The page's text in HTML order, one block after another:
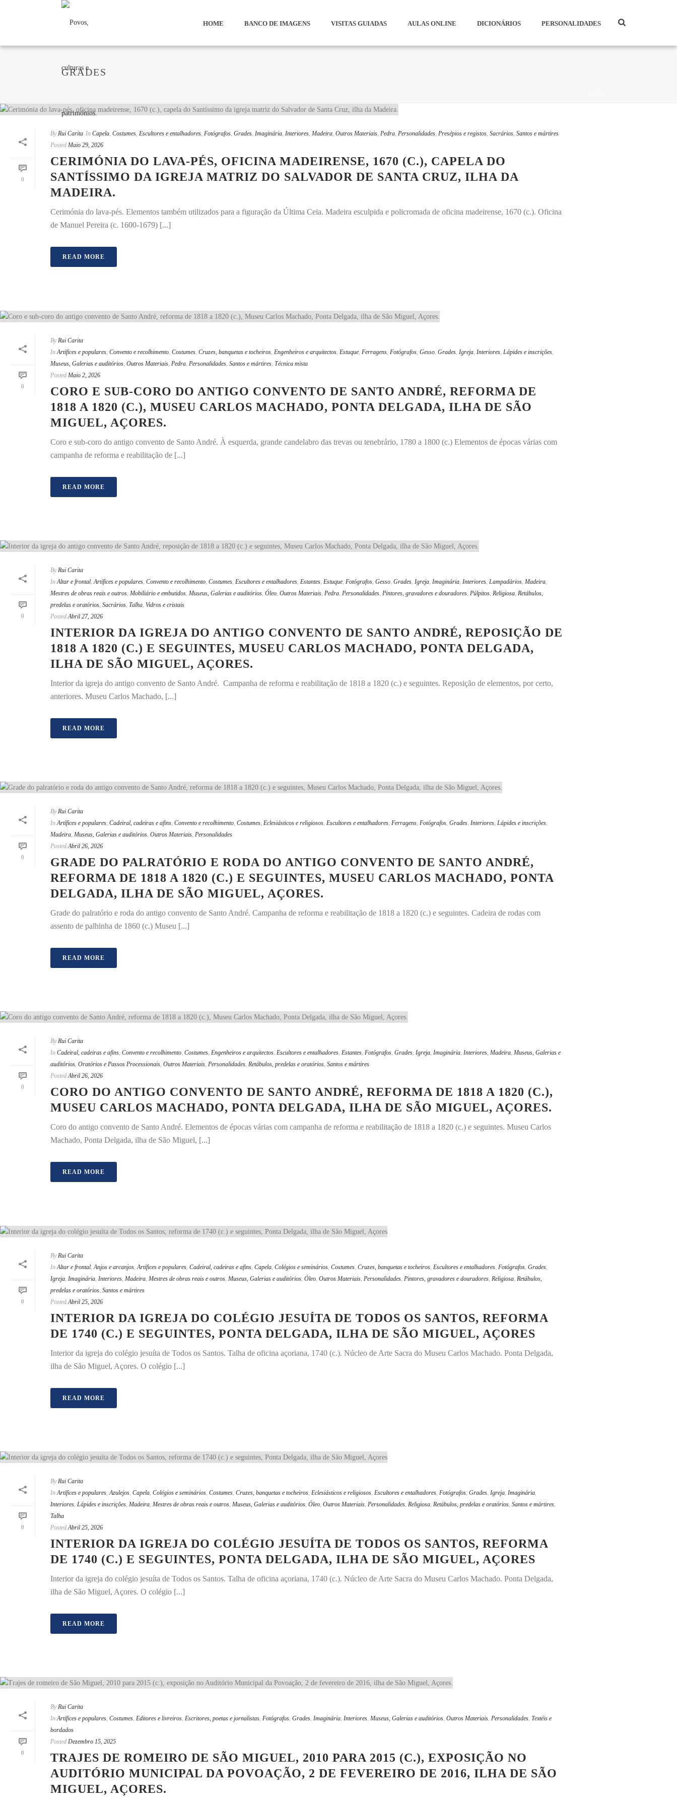
HOME BANCO DE IMAGENS VISITAS GUIADAS AULAS ONLINE DICIONÁRIOS PERSONALIDADES
GRADES
0
By Rui Carita In Capela, Costumes, Escultores e entalhadores, Fotógrafos, Grades, Imaginária, Interiores, Madeira, Outros Materiais, Pedra, Personalidades, Presépios e registos, Sacrários, Santos e mártires
Posted Maio 29, 2026
CERIMÓNIA DO LAVA-PÉS, OFICINA MADEIRENSE, 1670 (C.), CAPELA DO
SANTÍSSIMO DA IGREJA MATRIZ DO SALVADOR DE SANTA CRUZ, ILHA DA
MADEIRA.
Cerimónia do lava-pés. Elementos também utilizados para a figuração da Última Ceia. Madeira esculpida e policromada de oficina madeirense, 1670 (c.). Oficina
de Manuel Pereira (c. 1600-1679) [...]
READ MORE
0
By Rui Carita
In Artífices e populares Convento e recolhimento Costumes Cruzes, banquetas e tocheiros Engenheiros e arquitectos Estuque Ferragens Fotógrafos Gesso Grades Igreja Interiores Lápides e inscrições
Museus, Galerias e auditórios Outros Materiais Pedra Personalidades Santos e mártires Técnica mista
Posted Maio 2, 2026
CORO E SUB-CORO DO ANTIGO CONVENTO DE SANTO ANDRÉ, REFORMA DE
1818 A 1820 (C.), MUSEU CARLOS MACHADO, PONTA DELGADA, ILHA DE SÃO
MIGUEL, AÇORES.
Coro e sub-coro do antigo convento de Santo André. À esquerda, grande candelabro das trevas ou tenebrário, 1780 a 1800 (c.) Elementos de épocas várias com
campanha de reforma e reabilitação de [...]
READ MORE
0
By Rui Carita
In Altar e frontal,Artífices e populares, Convento e recolhimento, Costumes, Escultores e entalhadores, Estantes, Estuque, Fotógrafos, Gesso, Grades, Igreja, Imaginária, Interiores, Lampadários, Madeira,
Mestres de obras reais e outros, Mobiliário e embutidos, Museus, Galerias e auditórios, Óleo, Outros Materiais, Pedra, Personalidades, Pintores, gravadores e douradores, Púlpitos, Religiosa, Retábulos,
predelas e oratórios, Sacrários, Talha, Vidros e cristais
Posted Abril 27, 2026
INTERIOR DA IGREJA DO ANTIGO CONVENTO DE SANTO ANDRÉ, REPOSIÇÃO DE
1818 A 1820 (C.) E SEGUINTES, MUSEU CARLOS MACHADO, PONTA DELGADA,
ILHA DE SÃO MIGUEL, AÇORES.
Interior da igreja do antigo convento de Santo André. Campanha de reforma e reabilitação de 1818 a 1820 (c.) e seguintes. Reposição de elementos, por certo,
anteriores. Museu Carlos Machado, [...]
READ MORE
0
By Rui Carita
In Artífices e populares, Cadeiral, cadeiras e afins, Convento e recolhimento, Costumes, Eclesiásticos e religiosos, Escultores e entalhadores, Ferragens, Fotógrafos, Grades, Interiores, Lápides e inscrições,
Madeira, Museus, Galerias e auditórios, Outros Materiais, Personalidades
Posted Abril 26, 2026
GRADE DO PALRATÓRIO E RODA DO ANTIGO CONVENTO DE SANTO ANDRÉ,
REFORMA DE 1818 A 1820 (C.) E SEGUINTES, MUSEU CARLOS MACHADO, PONTA
DELGADA, ILHA DE SÃO MIGUEL, AÇORES.
Grade do palratório e roda do antigo convento de Santo André. Campanha de reforma e reabilitação de 1818 a 1820 (c.) e seguintes. Cadeira de rodas com
assento de palhinha de 1860 (c.) Museu [...]
READ MORE
0
By Rui Carita
In Cadeiral, cadeiras e afins, Convento e recolhimento, Costumes, Engenheiros e arquitectos, Escultores e entalhadores, Estantes, Fotógrafos, Grades, Igreja, Imaginária, Interiores, Madeira, Museus, Galerias e
auditórios, Oratórios e Passos Processionais, Outros Materiais, Personalidades, Retábulos, predelas e oratórios, Santos e mártires
Posted Abril 26, 2026
CORO DO ANTIGO CONVENTO DE SANTO ANDRÉ, REFORMA DE 1818 A 1820 (C.),
MUSEU CARLOS MACHADO, PONTA DELGADA, ILHA DE SÃO MIGUEL, AÇORES.
Coro do antigo convento de Santo André. Elementos de épocas várias com campanha de reforma e reabilitação de 1818 a 1820 (c.) e seguintes. Museu Carlos
Machado, Ponta Delgada, ilha de São Miguel, [...]
READ MORE
0
By Rui Carita
In Altar e frontal Anjos e arcanjos Artífices e populares Cadeiral, cadeiras e afins Capela Colégios e seminários Costumes Cruzes, banquetas e tocheiros Escultores e entalhadores Fotógrafos Grades
Igreja Imaginária Interiores Madeira Mestres de obras reais e outros Museus, Galerias e auditórios Óleo Outros Materiais Personalidades Pintores, gravadores e douradores Religiosa Retábulos,
predelas e oratórios Santos e mártires
Posted Abril 25, 2026
INTERIOR DA IGREJA DO COLÉGIO JESUÍTA DE TODOS OS SANTOS, REFORMA
DE 1740 (C.) E SEGUINTES, PONTA DELGADA, ILHA DE SÃO MIGUEL, AÇORES
Interior da igreja do colégio jesuíta de Todos os Santos. Talha de oficina açoriana, 1740 (c.). Núcleo de Arte Sacra do Museu Carlos Machado. Ponta Delgada,
ilha de São Miguel, Açores. O colégio [...]
READ MORE
0
By Rui Carita
In Artífices e populares,Azulejos, Capela, Colégios e seminários, Costumes, Cruzes, banquetas e tocheiros, Eclesiásticos e religiosos, Escultores e entalhadores, Fotógrafos, Grades, Igreja, Imaginária,
Interiores, Lápides e inscrições, Madeira, Mestres de obras reais e outros, Museus, Galerias e auditórios, Óleo, Outros Materiais, Personalidades, Religiosa, Retábulos, predelas e oratórios, Santos e mártires,
Talha
Posted Abril 25, 2026
INTERIOR DA IGREJA DO COLÉGIO JESUÍTA DE TODOS OS SANTOS, REFORMA
DE 1740 (C.) E SEGUINTES, PONTA DELGADA, ILHA DE SÃO MIGUEL, AÇORES
Interior da igreja do colégio jesuíta de Todos os Santos. Talha de oficina açoriana, 1740 (c.). Núcleo de Arte Sacra do Museu Carlos Machado. Ponta Delgada,
ilha de São Miguel, Açores. O colégio [...]
READ MORE
0
By Rui Carita
In Artífices e populares, Costumes, Editores e livreiros, Escritores, poetas e jornalistas, Fotógrafos, Grades, Imaginária, Interiores, Museus, Galerias e auditórios, Outros Materiais, Personalidades, Textéis e
bordados
Posted Dezembro 15, 2025
TRAJES DE ROMEIRO DE SÃO MIGUEL, 2010 PARA 2015 (C.), EXPOSIÇÃO NO
AUDITÓRIO MUNICIPAL DA POVOAÇÃO, 2 DE FEVEREIRO DE 2016, ILHA DE SÃO
MIGUEL, AÇORES.